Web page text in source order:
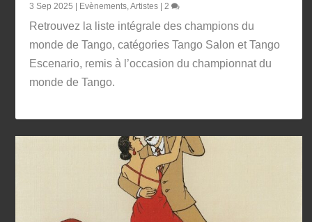
3 Sep 2025 | Evènements ,Artistes | 2
Retrouvez la liste intégrale des champions du
monde de Tango, catégories Tango Salon et Tango
Escenario, remis à l’occasion du championnat du
monde de Tango.